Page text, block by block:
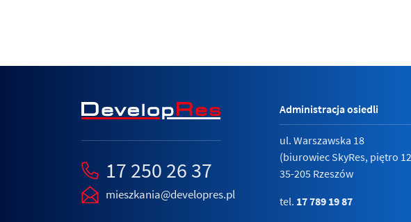
17 250 26 37
mieszkania@developres.pl
Administracja osiedli
ul. Warszawska 18
(biurowiec SkyRes, piętro
35-205 Rzeszów
tel. 17 789 19 87